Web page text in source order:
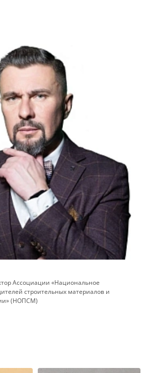
Ассоциации «Национальное
строительных материалов и
(НОПСМ)